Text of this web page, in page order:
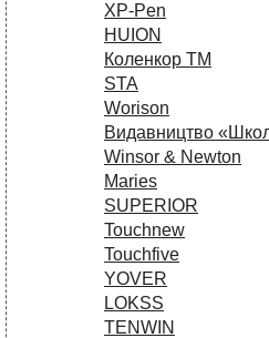
XP-Pen
HUION
Коленкор ТМ
STA
Worison
Видавництво
Winsor & Newton
Maries
SUPERIOR
Touchnew
Touchfive
YOVER
LOKSS
TENWIN